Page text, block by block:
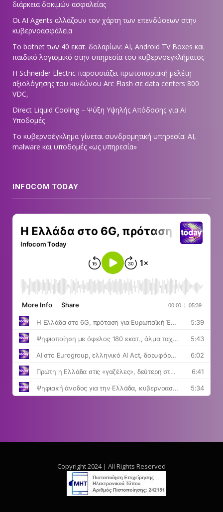
διάρκεια δοκιμών ασφαλείας
Οι AI Agents αλλάζουν τον χάρτη των επενδύσεων στην
κυβερνοασφάλεια
Το botnet των 40 εκατ. δολαρίων: AI, Android TV Boxes και
παιδικό λογισμικό στην υπηρεσία του κυβερνοεγκλήματος
Η Schneider Electric παρουσιάζει πρωτοποριακή μελέτη
αξιολόγησης του κινδύνου Arc Flash σε data centers 800
VDC,
Direct Liquid Cooling – Ψύξη Υψηλής Απόδοσης για AI
Υποδομές
Το κυβερνοέγκλημα γίνεται συνδρομητική υπηρεσία: AI,
malware και υποδομές «ως υπηρεσία»
INFOCOM TODAY
Copyright 2024 | All Rights Reserved